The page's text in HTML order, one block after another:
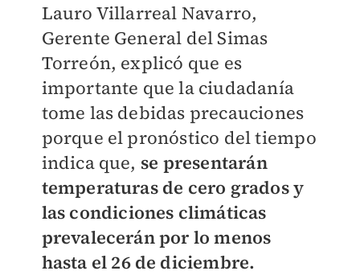
Lauro Villarreal Navarro,
Gerente General del Simas
Torreón, explicó que es
importante que la ciudadanía
tome las debidas precauciones
porque el pronóstico del tiempo
indica que, se presentarán
temperaturas de cero grados y
las condiciones climáticas
prevalecerán por lo menos
hasta el 26 de diciembre.